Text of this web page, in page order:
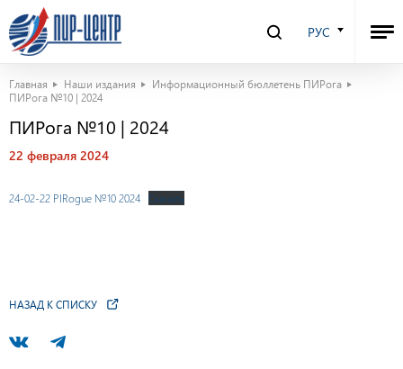
РУС
Главная Наши издания
Информационный бюллетень ПИРога
ПИРога №10 | 2024
ПИРога №10 | 2024
22 февраля 2024
24-02-22 PIRogue №10 2024 Скачать
НАЗАД К СПИСКУ